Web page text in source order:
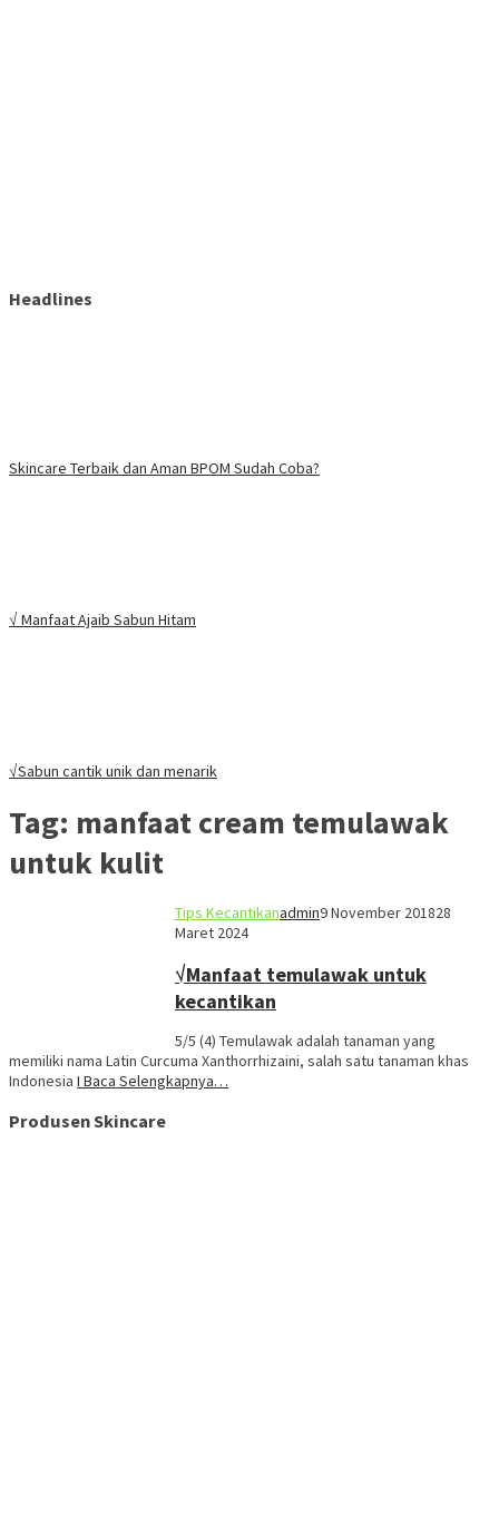
Headlines
Skincare Terbaik dan Aman BPOM Sudah Coba?
√ Manfaat Ajaib Sabun Hitam
√Sabun cantik unik dan menarik
Tag: manfaat cream temulawak
untuk kulit
Tips Kecantikanadmin9 November 201828
Maret 2024
√Manfaat temulawak untuk
kecantikan
5/5 (4) Temulawak adalah tanaman yang
memiliki nama Latin Curcuma Xanthorrhizaini, salah satu tanaman khas
Indonesia I Baca Selengkapnya…
Produsen Skincare